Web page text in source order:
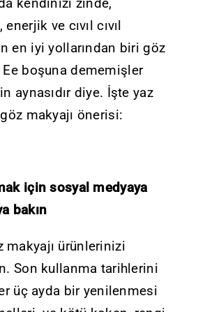
ve cıvıl cıvıl
en iyi yollarından biri göz
Ee boşuna dememişler
aynasıdır diye. İşte yaz
makyajı önerisi:
için sosyal medyaya
bakın
makyajı ürünlerinizi
Son kullanma tarihlerini
üç ayda bir yenilenmesi